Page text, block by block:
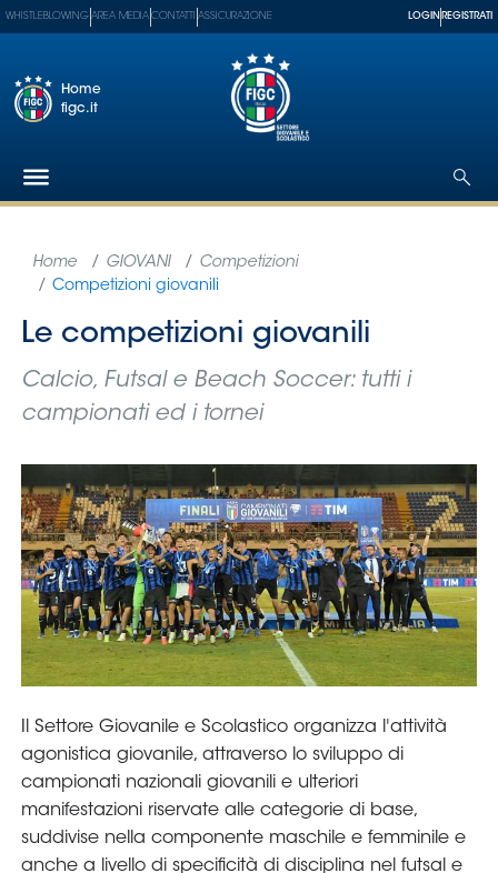
Nazionali
Tecnici
SGS
Paralimpico
Women
Serie
B
Femminile
Museo
del
Calcio
Shop
partner
delle
nazionali
Assicurazione
WHISTLEBLOWING AREA MEDIA CONTATTI ASSICURAZIONE LOGIN REGISTRATI
Home
figc.it